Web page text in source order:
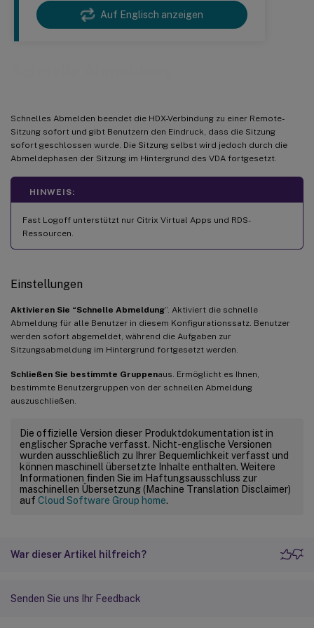
Auf Englisch anzeigen
Schnelles Abmelden beendet die HDX-Verbindung zu einer Remote-
Sitzung sofort und gibt Benutzern den Eindruck, dass die Sitzung
sofort geschlossen wurde. Die Sitzung selbst wird jedoch durch die
Abmeldephasen der Sitzung im Hintergrund des VDA fortgesetzt.
HINWEIS:
Fast Logoff unterstützt nur Citrix Virtual Apps und RDS-
Ressourcen.
Einstellungen
Aktivieren Sie “Schnelle Abmeldung”. Aktiviert die schnelle
Abmeldung für alle Benutzer in diesem Konfigurationssatz. Benutzer
werden sofort abgemeldet, während die Aufgaben zur
Sitzungsabmeldung im Hintergrund fortgesetzt werden.
Schließen Sie bestimmte Gruppenaus. Ermöglicht es Ihnen,
bestimmte Benutzergruppen von der schnellen Abmeldung
auszuschließen.
Die offizielle Version dieser Produktdokumentation ist in
englischer Sprache verfasst. Nicht-englische Versionen
wurden ausschließlich zu Ihrer Bequemlichkeit verfasst und
können maschinell übersetzte Inhalte enthalten. Weitere
Informationen finden Sie im Haftungsausschluss zur
maschinellen Übersetzung (Machine Translation Disclaimer)
auf Cloud Software Group home.
War dieser Artikel hilfreich?
Senden Sie uns Ihr Feedback